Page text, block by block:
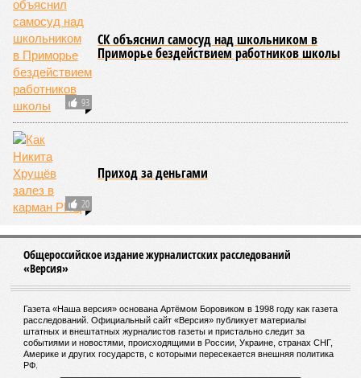
которые для человека довольно опасны. Или попросту
смертельны. И вот несколько тому примеров.
Все стихии сразу
Около 100 лет назад в Поднебесной приключилось то, что
у нас назвали бы тридцатью тремя несчастьями. Страну
последовательно поразили: многолетняя засуха, страшный
паводок, невероятные ливни. Несколько миллионов
человек не пережили этот разгул стихий. Вот что тогда
приключилось.
Зима 1931 года выдалась в Китае чрезвычайно
великой суши, продолжавшегося с 1928-го. Но всё
страшным наводнением, которое обильные весенние ливни
только усугубили. К июню всё это преобразовалось в
массовый потоп, в июле же Китай в дополнение накрыло
сразу девятью циклонами. Последствия оказались